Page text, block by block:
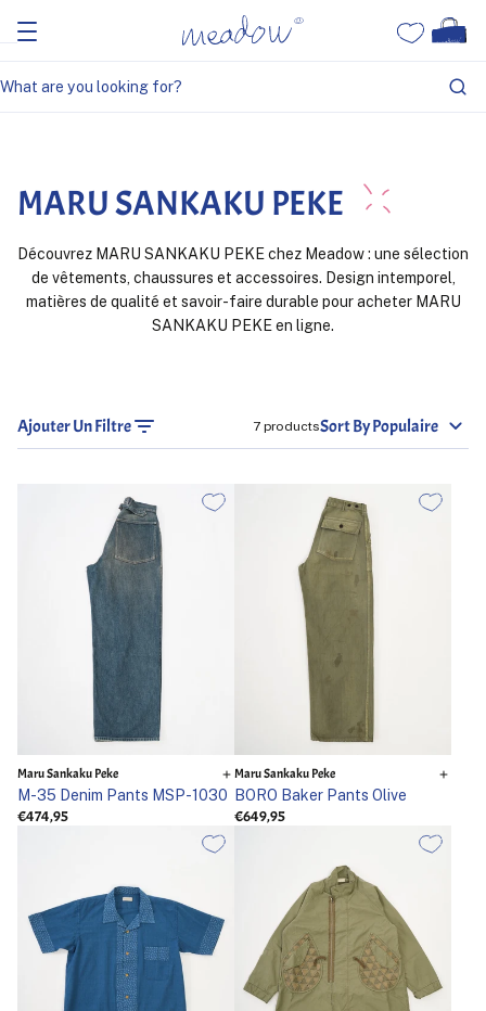
MARU SANKAKU PEKE
Découvrez MARU SANKAKU PEKE chez Meadow : une sélection
de vêtements, chaussures et accessoires. Design intemporel,
matières de qualité et savoir-faire durable pour acheter MARU
SANKAKU PEKE en ligne.
Ajouter Un Filtre 7 productsSort By Populaire
Maru Sankaku Peke
M-35 Denim Pants MSP-1030
€474,95
Maru Sankaku Peke
BORO Baker Pants Olive
€649,95